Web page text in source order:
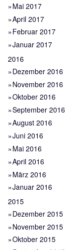
Mai 2017
April 2017
Februar 2017
Januar 2017
2016
Dezember 2016
November 2016
Oktober 2016
September 2016
August 2016
Juni 2016
Mai 2016
April 2016
März 2016
Januar 2016
2015
Dezember 2015
November 2015
Oktober 2015